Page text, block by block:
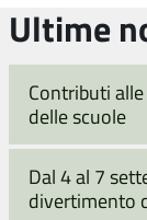
Ultime
Contributi
delle scuole
Dal 4 al 7
divertimento